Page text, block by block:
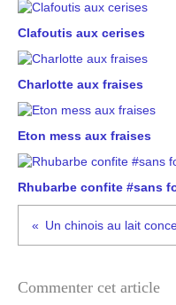
Clafoutis aux cerises
Charlotte aux fraises
Eton mess aux fraises
Rhubarbe confite #sans
Un chinois au lait
Commenter cet article